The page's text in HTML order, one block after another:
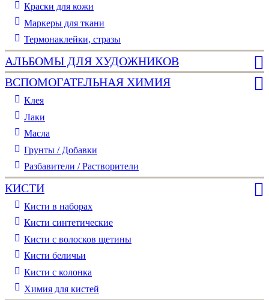
Краски для кожи
Маркеры для ткани
Термонаклейки, стразы
АЛЬБОМЫ ДЛЯ ХУДОЖНИКОВ
ВСПОМОГАТЕЛЬНАЯ ХИМИЯ
Клея
Лаки
Масла
Грунты / Добавки
Разбавители / Растворители
КИСТИ
Кисти в наборах
Кисти синтетические
Кисти с волосков щетины
Кисти беличьи
Кисти с колонка
Химия для кистей